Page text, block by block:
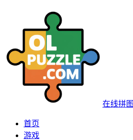
在线拼图
首页
游戏